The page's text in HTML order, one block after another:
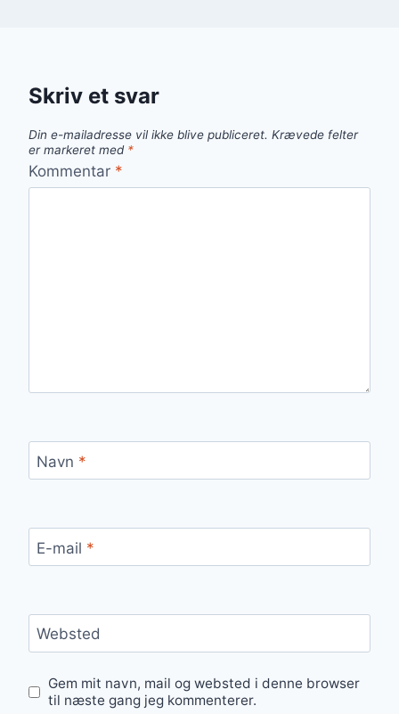
Skriv et svar
Din e-mailadresse vil ikke blive publiceret. Krævede felter
er markeret med *
Kommentar *
Navn *
E-mail *
Websted
Gem mit navn, mail og websted i denne browser
til næste gang jeg kommenterer.